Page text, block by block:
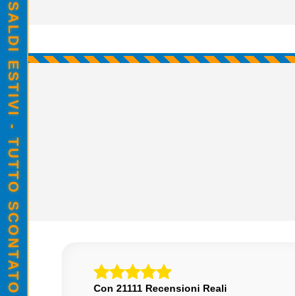
Con 21111 Recensioni Reali
SALDI ESTIVI - TUTTO SCONTATO